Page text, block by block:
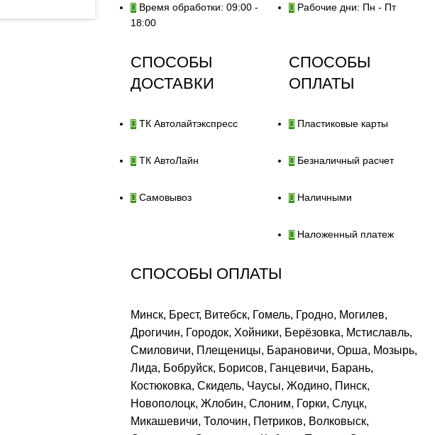
Время обработки: 09:00 -
18:00
Рабочие дни: Пн - Пт
СПОСОБЫ
ДОСТАВКИ
ТК Автолайтэкспресс
ТК АвтоЛайн
Самовывоз
СПОСОБЫ
ОПЛАТЫ
Пластиковые карты
Безналичный расчет
Наличными
Наложенный платеж
СПОСОБЫ ОПЛАТЫ
Минск, Брест, Витебск, Гомель, Гродно, Могилев,
Дрогичин, Городок, Хойники, Берёзовка, Мстиславль,
Смиловичи, Плещеницы, Барановичи, Орша, Мозырь,
Лида, Бобруйск, Борисов, Ганцевичи, Барань,
Костюковка, Скидель, Чаусы, Жодино, Пинск,
Новополоцк, Жлобин, Слоним, Горки, Слуцк,
Микашевичи, Толочин, Петриков, Волковыск,